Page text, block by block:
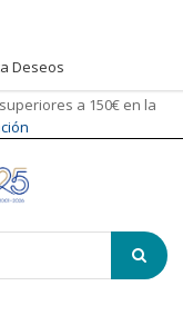
Deseos
a 150€ en la